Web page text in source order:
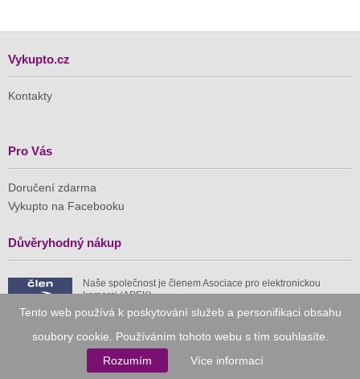
Tento web používá k poskytování služeb a personifikaci obsahu
soubory cookie. Používáním tohoto webu s tím souhlasíte.
Rozumím
Více informací
Vykupto.cz
Kontakty
Pro Vás
Doručení zdarma
Vykupto na Facebooku
Důvěryhodný nákup
Naše společnost je členem Asociace pro elektronickou
komerci (APEK)